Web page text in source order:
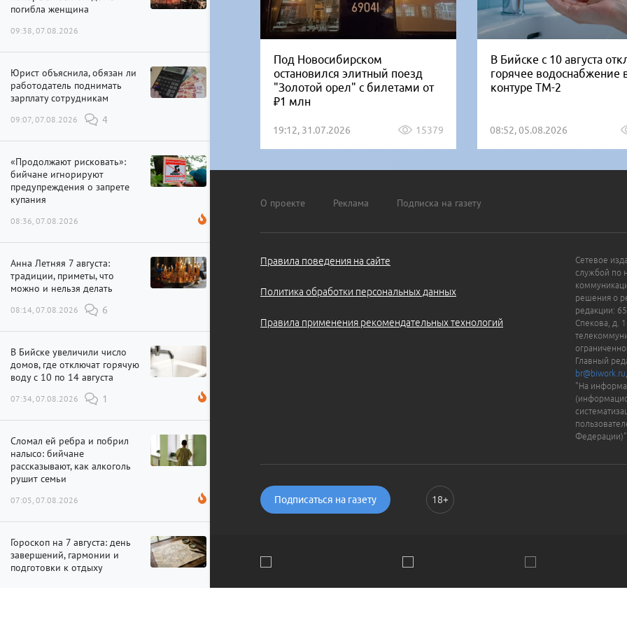
погибла женщина
09:38, 07.08.2026
Юрист объяснила, обязан ли
работодатель поднимать
зарплату сотрудникам
09:07, 07.08.2026 4
«Продолжают рисковать»:
бийчане игнорируют
предупреждения о запрете
купания
08:36, 07.08.2026
Анна Летняя 7 августа:
традиции, приметы, что
можно и нельзя делать
08:14, 07.08.2026 6
В Бийске увеличили число
домов, где отключат горячую
воду с 10 по 14 августа
07:34, 07.08.2026 1
Сломал ей ребра и побрил
налысо: бийчане
рассказывают, как алкоголь
рушит семьи
07:05, 07.08.2026
Гороскоп на 7 августа: день
завершений, гармонии и
подготовки к отдыху
Под Новосибирском
остановился элитный поезд
"Золотой орел" с билетами от
₽1 млн
19:12, 31.07.2026 15379
В Бийске с 10 августа
горячее водоснабжение
контуре ТМ-2
08:52, 05.08.2026
О проекте Реклама Подписка на газету
Правила поведения на сайте
Политика обработки персональных данных
Правила применения рекомендательных технологий
Сетевое
службой по
решения о
редакции:
Спекова, д.
Главный
br@biwork.ru
"На
Федерации)".
Подписаться на газету 18+